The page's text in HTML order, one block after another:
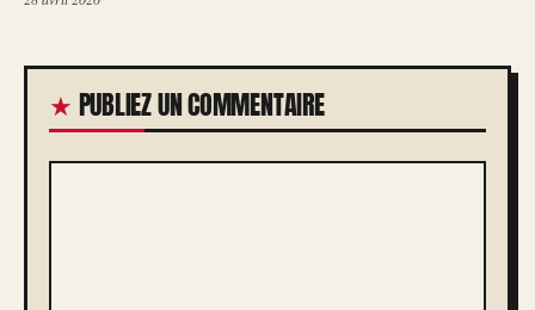
PUBLIEZ UN COMMENTAIRE
COMMENTAIRE